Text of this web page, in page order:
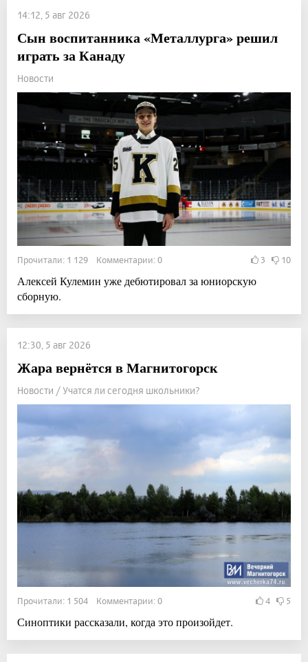
14:12, 5 авг 2026
Сын воспитанника «Металлурга» решил
играть за Канаду
Новости
Прочитали: 1 129 Комментарии: 0 3 10
Алексей Кулемин уже дебютировал за юниорскую
сборную.
12:30, 5 авг 2026
Жара вернётся в Магнитогорск
Новости / Учатся ли сегодня школьники?
Прочитали: 1 504 Комментарии: 0 4 5
Синоптики рассказали, когда это произойдет.